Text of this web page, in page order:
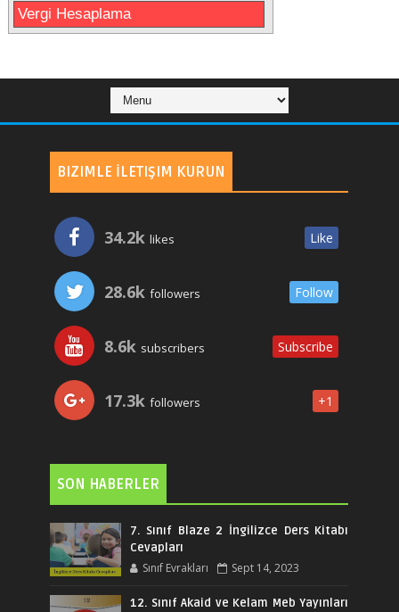
Vergi Hesaplama
BIZIMLE İLETIŞIM KURUN
34.2k likes Like
28.6k followers Follow
8.6k subscribers Subscribe
17.3k followers +1
SON HABERLER
7. Sınıf Blaze 2 İngilizce Ders Kitabı
Cevapları
Sınıf Evrakları Sept 14, 2023
12. Sınıf Akaid ve Kelam Meb Yayınları